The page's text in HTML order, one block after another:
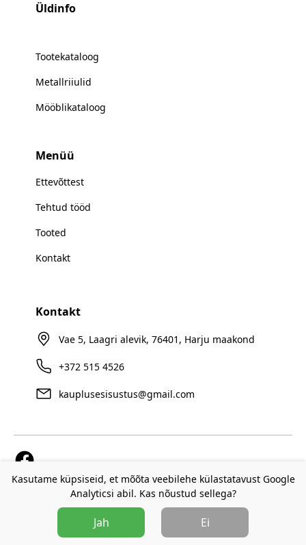
Üldinfo
Tootekataloog
Metallriiulid
Mööblikataloog
Menüü
Ettevõttest
Tehtud tööd
Tooted
Kontakt
Kontakt
Vae 5, Laagri alevik, 76401, Harju maakond
+372 515 4526
kauplusesisustus@gmail.com
Kauplusesisustus.ee |
Shop Fixture OÜ
Privaatsuspoliitika
Kasutame küpsiseid, et mõõta veebilehe külastatavust Google
Analyticsi abil. Kas nõustud sellega?
Jah Ei